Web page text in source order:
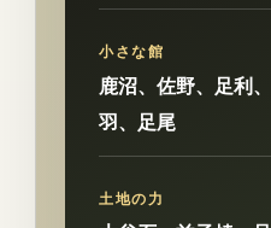
小さな館
鹿沼、佐野、足利
羽、足尾
土地の力